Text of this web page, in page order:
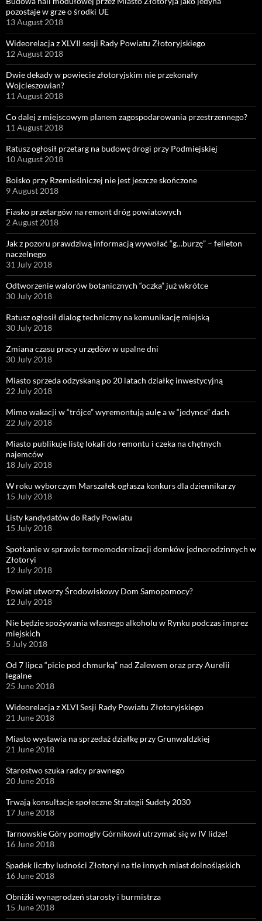
pozostaje w grze o środki UE
13 August 2018
Wideorelacja z XLVII sesji Rady Powiatu Złotoryjskiego
12 August 2018
Dwie dekady w powiecie złotoryjskim nie przekonały
Wojcieszowian?
11 August 2018
Co dalej z miejscowym planem zagospodarowania przestrzennego?
11 August 2018
Ratusz ogłosił przetarg na budowę drogi przy Podmiejskiej
10 August 2018
Boisko przy Rzemieślniczej nie jest jeszcze skończone
9 August 2018
Fiasko przetargów na remont dróg powiatowych
2 August 2018
Jak z pozoru prawdziwą informacją wywołać “g…burzę” – felieton
naczelnego
31 July 2018
Odtworzenie walorów botanicznych “oczka” już wkrótce
30 July 2018
Ratusz ogłosił dialog techniczny na komunikację miejską
30 July 2018
Zmiana czasu pracy urzędów w upalne dni
30 July 2018
Miasto sprzeda odzyskaną po 20 latach działkę inwestycyjną
22 July 2018
Mimo wakacji w “trójce” wyremontują aulę a w “jedynce” dach
22 July 2018
Miasto publikuje listę lokali do remontu i czeka na chętnych
najemców
18 July 2018
W roku wyborczym Marszałek ogłasza konkurs dla dziennikarzy
15 July 2018
Listy kandydatów do Rady Powiatu
15 July 2018
Spotkanie w sprawie termomodernizacji domków jednorodzinnych w
Złotoryi
12 July 2018
Powiat utworzy Środowiskowy Dom Samopomocy?
12 July 2018
Nie będzie spożywania własnego alkoholu w Rynku podczas imprez
miejskich
5 July 2018
Od 7 lipca “picie pod chmurką” nad Zalewem oraz przy Aurelii
legalne
25 June 2018
Wideorelacja z XLVI Sesji Rady Powiatu Złotoryjskiego
21 June 2018
Miasto wystawia na sprzedaż działkę przy Grunwaldzkiej
21 June 2018
Starostwo szuka radcy prawnego
20 June 2018
Trwają konsultacje społeczne Strategii Sudety 2030
17 June 2018
Tarnowskie Góry pomogły Górnikowi utrzymać się w IV lidze!
16 June 2018
Spadek liczby ludności Złotoryi na tle innych miast dolnośląskich
16 June 2018
Obniżki wynagrodzeń starosty i burmistrza
15 June 2018